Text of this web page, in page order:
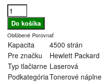
Obľúbené Porovnať
Kapacita
4500 strán
Pre značku
Hewlett Packard
Typ tlačiarne Laserová
PodkategóriaTonerové náplne